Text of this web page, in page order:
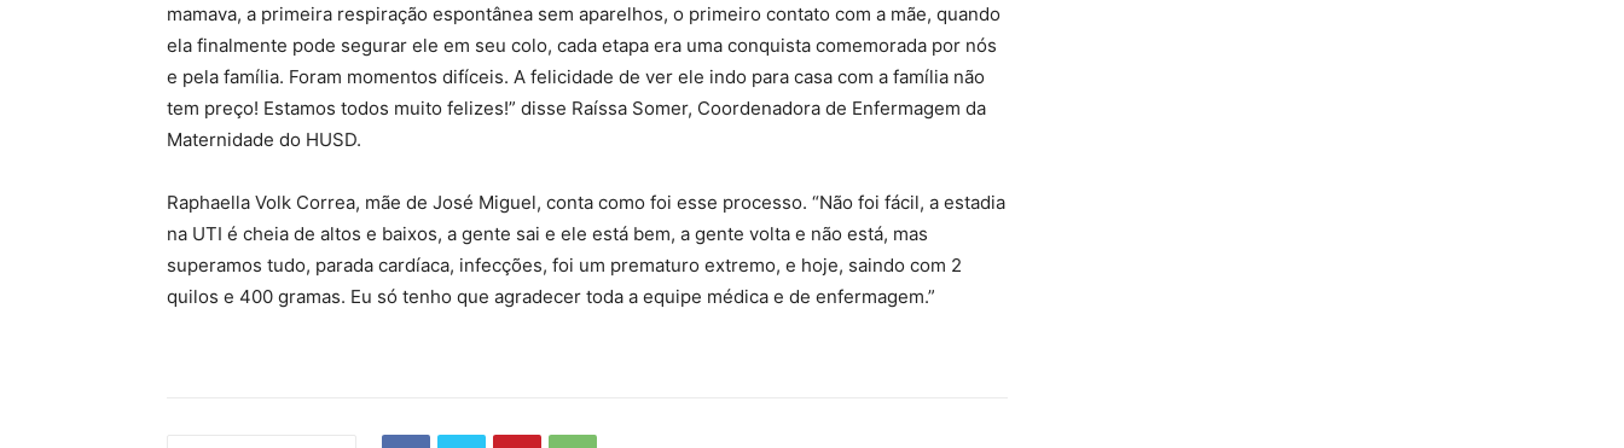
mamava, a primeira respiração espontânea sem aparelhos, o primeiro contato com a mãe, quando
ela finalmente pode segurar ele em seu colo, cada etapa era uma conquista comemorada por nós
e pela família. Foram momentos difíceis. A felicidade de ver ele indo para casa com a família não
tem preço! Estamos todos muito felizes!” disse Raíssa Somer, Coordenadora de Enfermagem da
Maternidade do HUSD.
Raphaella Volk Correa, mãe de José Miguel, conta como foi esse processo. “Não foi fácil, a estadia
na UTI é cheia de altos e baixos, a gente sai e ele está bem, a gente volta e não está, mas
superamos tudo, parada cardíaca, infecções, foi um prematuro extremo, e hoje, saindo com 2
quilos e 400 gramas. Eu só tenho que agradecer toda a equipe médica e de enfermagem.”